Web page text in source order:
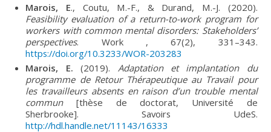
Marois, E., Coutu, M.-F., & Durand, M.-J. (2020).
Feasibility evaluation of a return-to-work program for
workers with common mental disorders: Stakeholders’
perspectives. Work , 67(2), 331–343.
https://doi.org/10.3233/WOR-203283
Marois, E. (2019). Adaptation et implantation du
programme de Retour Thérapeutique au Travail pour
les travailleurs absents en raison d’un trouble mental
commun[thèse de doctorat, Université de
Sherbrooke]. Savoirs UdeS.
http://hdl.handle.net/11143/16333